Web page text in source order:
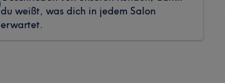
du weißt, was dich in jedem Salon
erwartet.